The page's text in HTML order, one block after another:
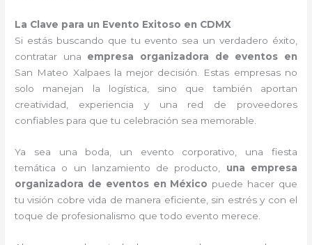
La Clave para un Evento Exitoso en CDMX
Si estás buscando que tu evento sea un verdadero éxito,
contratar una empresa organizadora de eventos en
San Mateo Xalpaes la mejor decisión. Estas empresas no
solo manejan la logística, sino que también aportan
creatividad, experiencia y una red de proveedores
confiables para que tu celebración sea memorable.
Ya sea una boda, un evento corporativo, una fiesta
temática o un lanzamiento de producto, una empresa
organizadora de eventos en México puede hacer que
tu visión cobre vida de manera eficiente, sin estrés y con el
toque de profesionalismo que todo evento merece.